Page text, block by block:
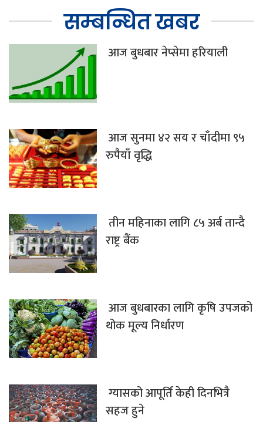
सम्बन्धित खबर
आज बुधबार नेप्सेमा हरियाली
आज सुनमा ४२ सय र चाँदीमा ९५
रुपैयाँ वृद्धि
तीन महिनाका लागि ८५ अर्ब तान्दै
राष्ट्र बैंक
आज बुधबारका लागि कृषि उपजको
थोक मूल्य निर्धारण
ग्यासको आपूर्ति केही दिनभित्रै
सहज हुने